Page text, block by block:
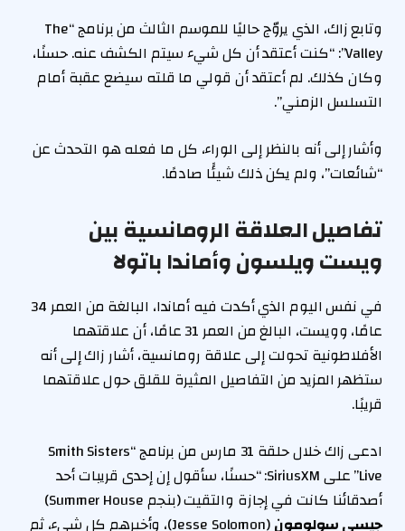
وتابع زاك، الذي يروّج حاليًا للموسم الثالث من برنامج “The
Valley”: “كنت أعتقد أن كل شيء سيتم الكشف عنه. حسنًا،
وكان كذلك. لم أعتقد أن قولي ما قلته سيضع عقبة أمام
التسلسل الزمني”.
وأشار إلى أنه بالنظر إلى الوراء، كل ما فعله هو التحدث عن
“شائعات”، ولم يكن ذلك شيئًا صادمًا.
تفاصيل العلاقة الرومانسية بين
ويست ويلسون وأماندا باتولا
في نفس اليوم الذي أكدت فيه أماندا، البالغة من العمر 34
عامًا، وويست، البالغ من العمر 31 عامًا، أن علاقتهما
الأفلاطونية تحولت إلى علاقة رومانسية، أشار زاك إلى أنه
ستظهر المزيد من التفاصيل المثيرة للقلق حول علاقتهما
قريبًا.
ادعى زاك خلال حلقة 31 مارس من برنامج “Smith Sisters
Live” على SiriusXM: “حسنًا، سأقول إن إحدى قريبات أحد
أصدقائنا كانت في إجازة والتقيت (بنجم Summer House)
جيسي سولومون
(Jesse Solomon)، وأخبرهم كل شيء، ثم